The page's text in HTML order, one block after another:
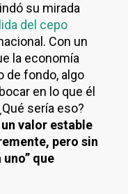
su mirada
del cepo
Con un
la economía
de fondo, algo
en lo que él
sería eso?
valor estable
pero sin
que